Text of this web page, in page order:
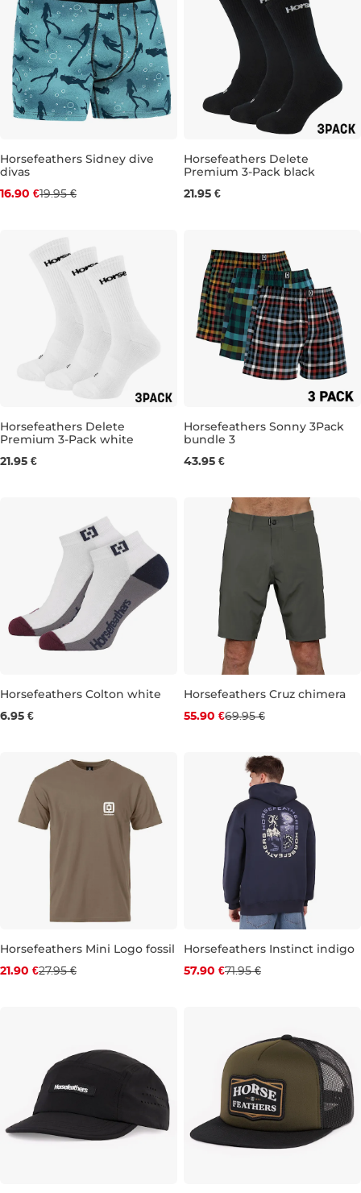
Zľava -15 %
Horsefeathers Sidney dive
divas
16.90 €19.95 € 5-7
Horsefeathers Delete
Premium 3-Pack black
21.95 €
11-13
Horsefeathers Delete
Premium 3-Pack white
21.95 € M L
Horsefeathers Sonny 3Pack
bundle 3
43.95 €
Horsefeathers Colton white
6.95 € Zľava -20 %
Horsefeathers Cruz chimera
55.90 €69.95 €
Zľava -22 %
Horsefeathers Mini Logo fossil
21.90 €27.95 € Zľava -20 %
Horsefeathers Instinct indigo
57.90 €71.95 €